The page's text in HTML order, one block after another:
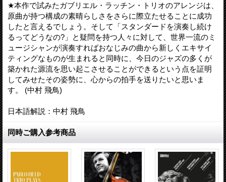
★本作で試みたガブリエル・ラッチン・トリオのアレンジは、
原曲が持つ構成の素晴らしさをさらに際立たせることに成功
したと言えるでしょう。そして「スタンダードを演奏し続け
るってどうなの?」と疑問を持つ人々に対して、世界一流のミ
ュージシャンが演奏すればおなじみの曲から新しくエキサイ
ティングなものが生まれると同時に、今日のジャズの多くが
築かれた源流を思い起こさせることができるという点を証明
してみせたその姿勢に、心からの拍手を送りたいと思いま
す。 (中村 飛鳥)
日本語解説：中村 飛鳥
同時ご購入参考商品